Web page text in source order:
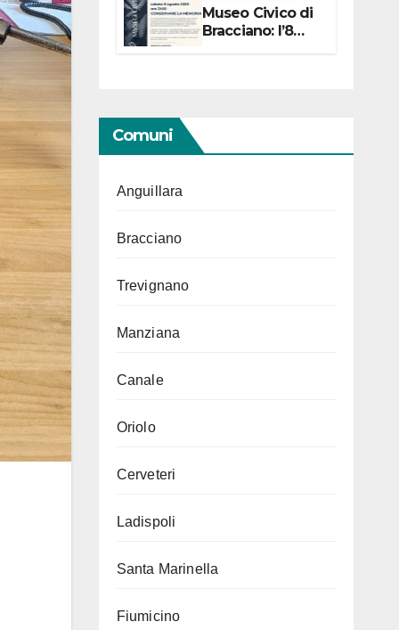
Museo Civico di
Bracciano: l’8
Comuni
Anguillara
Bracciano
Trevignano
Manziana
Canale
Oriolo
Cerveteri
Ladispoli
Santa Marinella
Fiumicino